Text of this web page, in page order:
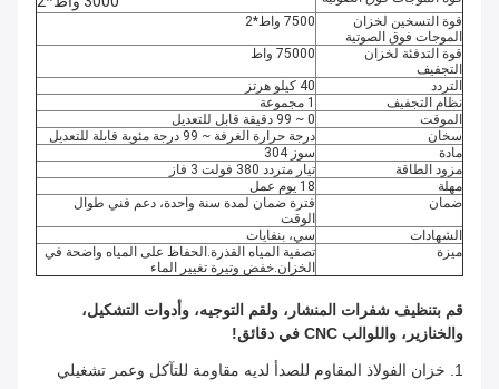
قوة التسخين لخزان
الموجات فوق الصوتية
7500 واط*2
قوة التدفئة لخزان
التجفيف
75000 واط
التردد
40 كيلو هرتز
نظام التجفيف
1 مجموعة
الموقت
0 ~ 99 دقيقة قابل للتعديل
سخان
درجة حرارة الغرفة ~ 99 درجة مئوية قابلة للتعديل
مادة
سوز 304
مزود الطاقة
تيار متردد 380 فولت 3 فاز
مهلة
18 يوم عمل
ضمان
فترة ضمان لمدة سنة واحدة، دعم فني طوال
الوقت
الشهادات
سي، بنفايات
ميزة
تصفية المياه القذرة.الحفاظ على المياه واضحة في
الخزان.خفض وتيرة تغيير الماء
قم بتنظيف شفرات المنشار، ولقم التوجيه، وأدوات التشكيل،
والخنازير، واللوالب CNC في دقائق!